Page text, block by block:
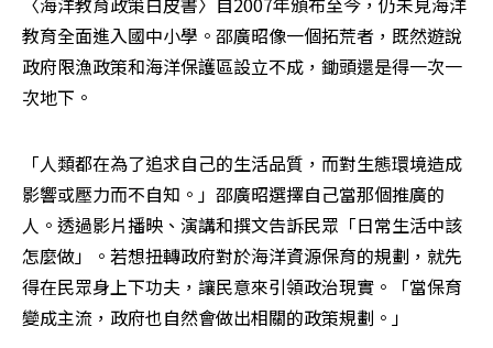
教育全面進入國中小學。邵廣昭像一個拓荒者，既然遊說
政府限漁政策和海洋保護區設立不成，鋤頭還是得一次一
次地下。
「人類都在為了追求自己的生活品質，而對生態環境造成
影響或壓力而不自知。」邵廣昭選擇自己當那個推廣的
人。透過影片播映、演講和撰文告訴民眾「日常生活中該
怎麼做」。若想扭轉政府對於海洋資源保育的規劃，就先
得在民眾身上下功夫，讓民意來引領政治現實。「當保育
變成主流，政府也自然會做出相關的政策規劃。」